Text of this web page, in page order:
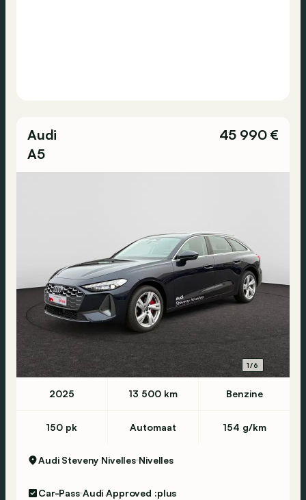
Audi
A5
45 990 €
1/6
2025 13 500 km Benzine
150 pk Automaat 154 g/km
Audi Steveny Nivelles Nivelles
Car-Pass Audi Approved :plus